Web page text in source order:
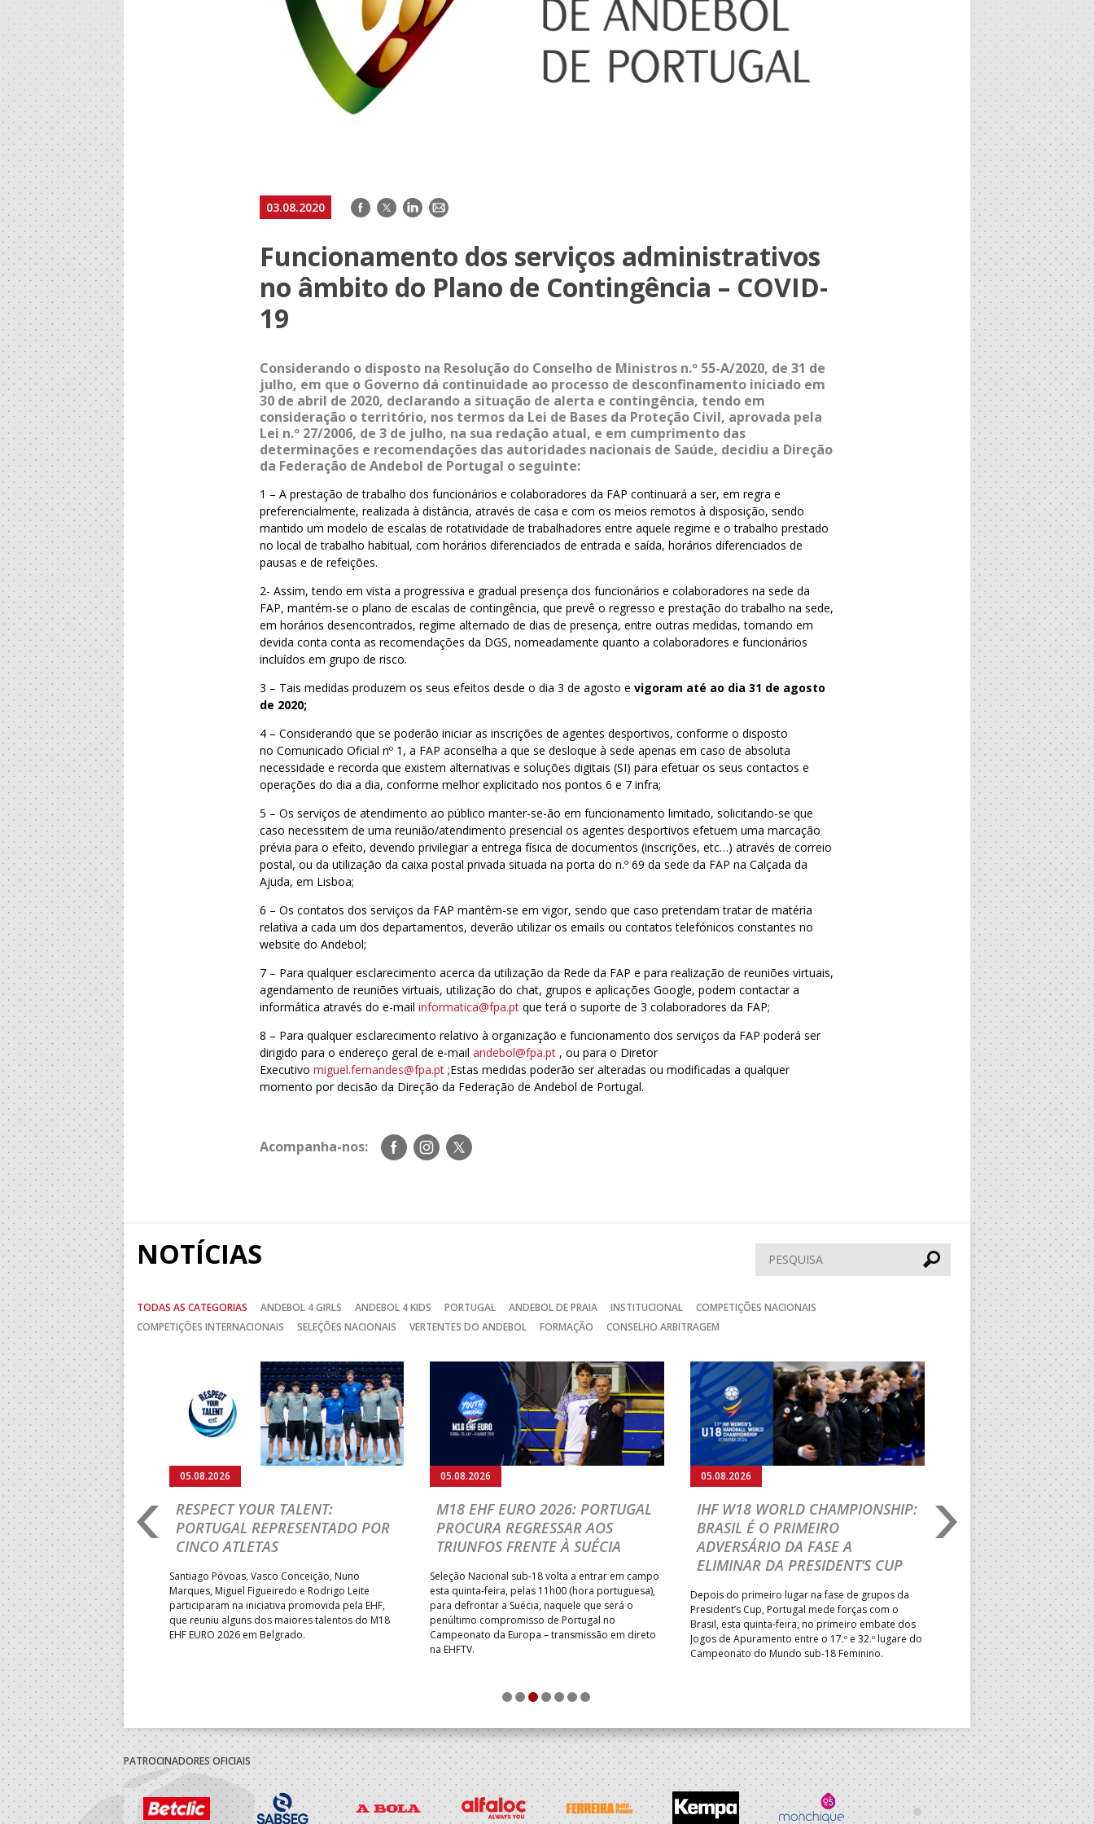
03.08.2020 Facebook
TwitterLinkedIn
E-
Funcionamento dos serviços administrativos
no âmbito do Plano de Contingência – COVID-
19
Considerando o disposto na Resolução do Conselho de Ministros n.º 55-A/2020, de 31 de
julho, em que o Governo dá continuidade ao processo de desconfinamento iniciado em
30 de abril de 2020, declarando a situação de alerta e contingência, tendo em
consideração o território, nos termos da Lei de Bases da Proteção Civil, aprovada pela
Lei n.º 27/2006, de 3 de julho, na sua redação atual, e em cumprimento das
determinações e recomendações das autoridades nacionais de Saúde, decidiu a Direção
da Federação de Andebol de Portugal o seguinte:
1 – A prestação de trabalho dos funcionários e colaboradores da FAP continuará a ser, em regra e
preferencialmente, realizada à distância, através de casa e com os meios remotos à disposição, sendo
mantido um modelo de escalas de rotatividade de trabalhadores entre aquele regime e o trabalho prestado
no local de trabalho habitual, com horários diferenciados de entrada e saída, horários diferenciados de
pausas e de refeições.
2- Assim, tendo em vista a progressiva e gradual presença dos funcionários e colaboradores na sede da
FAP, mantém-se o plano de escalas de contingência, que prevê o regresso e prestação do trabalho na sede,
em horários desencontrados, regime alternado de dias de presença, entre outras medidas, tomando em
devida conta conta as recomendações da DGS, nomeadamente quanto a colaboradores e funcionários
incluídos em grupo de risco.
3 – Tais medidas produzem os seus efeitos desde o dia 3 de agosto e vigoram até ao dia 31 de agosto
de 2020;
4 – Considerando que se poderão iniciar as inscrições de agentes desportivos, conforme o disposto
no Comunicado Oficial nº 1, a FAP aconselha a que se desloque à sede apenas em caso de absoluta
necessidade e recorda que existem alternativas e soluções digitais (SI) para efetuar os seus contactos e
operações do dia a dia, conforme melhor explicitado nos pontos 6 e 7 infra;
5 – Os serviços de atendimento ao público manter-se-ão em funcionamento limitado, solicitando-se que
caso necessitem de uma reunião/atendimento presencial os agentes desportivos efetuem uma marcação
prévia para o efeito, devendo privilegiar a entrega física de documentos (inscrições, etc…) através de correio
postal, ou da utilização da caixa postal privada situada na porta do n.º 69 da sede da FAP na Calçada da
Ajuda, em Lisboa;
6 – Os contatos dos serviços da FAP mantêm-se em vigor, sendo que caso pretendam tratar de matéria
relativa a cada um dos departamentos, deverão utilizar os emails ou contatos telefónicos constantes no
website do Andebol;
7 – Para qualquer esclarecimento acerca da utilização da Rede da FAP e para realização de reuniões virtuais,
agendamento de reuniões virtuais, utilização do chat, grupos e aplicações Google, podem contactar a
informática através do e-mailinformatica@fpa.pt que terá o suporte de 3 colaboradores da FAP;
8 – Para qualquer esclarecimento relativo à organização e funcionamento dos serviços da FAP poderá ser
dirigido para o endereço geral de e-mailandebol@fpa.pt , ou para o Diretor
Executivomiguel.fernandes@fpa.pt ;Estas medidas poderão ser alteradas ou modificadas a qualquer
momento por decisão da Direção da Federação de Andebol de Portugal.
Acompanha-nos:
Siga-
nos
Siga-
nos
Siga-
nos
NOTÍCIAS Pesquisar
TODAS AS CATEGORIAS ANDEBOL 4 GIRLS ANDEBOL 4 KIDS PORTUGAL ANDEBOL DE PRAIA INSTITUCIONAL
COMPETIÇÕES NACIONAIS
COMPETIÇÕES INTERNACIONAIS
SELEÇÕES NACIONAIS VERTENTES DO ANDEBOL FORMAÇÃO CONSELHO ARBITRAGEM
2026: PORTUGAL
E SEGUE NA LUTA
18 regressou às vitórias no
ao superar a Suécia por 32-
uma vaga para o
do Mundo.
05.08.2026
RESPECT YOUR TALENT:
PORTUGAL REPRESENTADO POR
CINCO ATLETAS
Santiago Póvoas, Vasco Conceição, Nuno
Marques, Miguel Figueiredo e Rodrigo Leite
participaram na iniciativa promovida pela EHF,
que reuniu alguns dos maiores talentos do M18
EHF EURO 2026 em Belgrado.
05.08.2026
M18 EHF EURO 2026: PORTUGAL
PROCURA REGRESSAR AOS
TRIUNFOS FRENTE À SUÉCIA
Seleção Nacional sub-18 volta a entrar em campo
esta quinta-feira, pelas 11h00 (hora portuguesa),
para defrontar a Suécia, naquele que será o
penúltimo compromisso de Portugal no
Campeonato da Europa – transmissão em direto
na EHFTV.
05.08.2026
IHF W18 WORLD CHAMPIONSHIP:
BRASIL É O PRIMEIRO
ADVERSÁRIO DA FASE A
ELIMINAR DA PRESIDENT’S CUP
Depois do primeiro lugar na fase de grupos da
President’s Cup, Portugal mede forças com o
Brasil, esta quinta-feira, no primeiro embate dos
Jogos de Apuramento entre o 17.º e 32.º lugare do
Campeonato do Mundo sub-18 Feminino.
05.08.2026
IHF W18 WORLD
JOÃO VAREJÃO
CURSO
TREINADORES NA
Treinador português João
integrado na EHF Experts
preletores convidados pela
de Andebol, em Pitești,
de 400 treinadores.
Seguinte
1 2 3 4 5 6 7
PATROCINADORES OFICIAIS